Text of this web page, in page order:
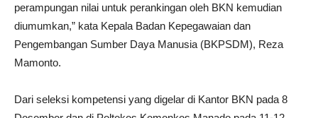
perampungan nilai untuk perankingan oleh BKN kemudian
diumumkan,” kata Kepala Badan Kepegawaian dan
Pengembangan Sumber Daya Manusia (BKPSDM), Reza
Mamonto.
Dari seleksi kompetensi yang digelar di Kantor BKN pada 8